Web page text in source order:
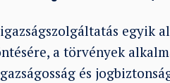
egyik
a törvények
és